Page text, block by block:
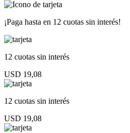
¡Paga hasta en 12 cuotas sin interés!
12 cuotas sin interés
USD 19,08
12 cuotas sin interés
USD 19,08